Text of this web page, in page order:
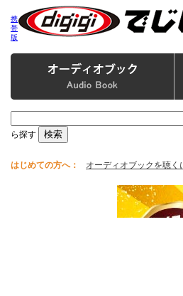
携
帯
版
ら探す
はじめての方へ： オーディオブックを聴く